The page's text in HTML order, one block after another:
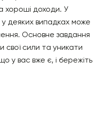
хороші доходи. У
у деяких випадках може
Основне завдання
свої сили та уникати
у вас вже є, і бережіть